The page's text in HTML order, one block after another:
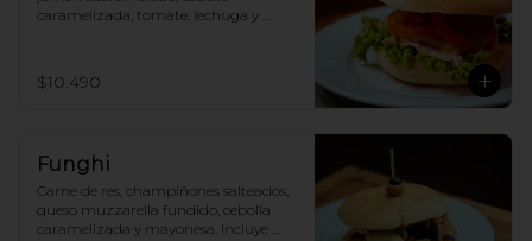
caramelizada, tomate, lechuga y
$10.490
Funghi
Carne de res, champiñones salteados,
queso muzzarella fundido, cebolla
caramelizada y mayonesa. Incluye